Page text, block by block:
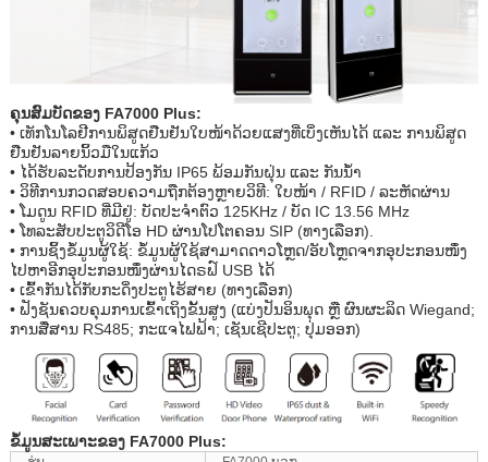
ຄຸນສົມບັດຂອງ FA7000 Plus:
• ເທັກໂນໂລຢີການພິສູດຢືນຢັນໃບໜ້າດ້ວຍແສງທີ່ເບິ່ງເຫັນໄດ້ ແລະ ການພິສູດ
ຢືນຢັນລາຍນິ້ວມືໃນແກ້ວ
• ໄດ້ຮັບລະດັບການປ້ອງກັນ IP65 ພ້ອມກັນຝຸ່ນ ແລະ ກັນນ້ຳ
• ວິທີການກວດສອບຄວາມຖືກຕ້ອງຫຼາຍວິທີ: ໃບໜ້າ / RFID / ລະຫັດຜ່ານ
• ໂມດູນ RFID ທີ່ມີຢູ່: ບັດປະຈຳຕົວ 125KHz / ບັດ IC 13.56 MHz
• ໂທລະສັບປະຕູວິດີໂອ HD ຜ່ານໂປໂຕຄອນ SIP (ທາງເລືອກ).
• ການຊິ້ງຂໍ້ມູນຜູ້ໃຊ້: ຂໍ້ມູນຜູ້ໃຊ້ສາມາດດາວໂຫຼດ/ອັບໂຫຼດຈາກອຸປະກອນໜຶ່ງ
ໄປຫາອີກອຸປະກອນໜຶ່ງຜ່ານໄດຣຟ໌ USB ໄດ້
• ເຂົ້າກັນໄດ້ກັບກະດິ່ງປະຕູໄຮ້ສາຍ (ທາງເລືອກ)
• ຟັງຊັນຄວບຄຸມການເຂົ້າເຖິງຂັ້ນສູງ (ແບ່ງປັນອິນພຸດ ຫຼື ຜົນຜະລິດ Wiegand;
ການສື່ສານ RS485; ກະແຈໄຟຟ້າ; ເຊັນເຊີປະຕູ; ປຸ່ມອອກ)
ຂໍ້ມູນສະເພາະຂອງ FA7000 Plus: